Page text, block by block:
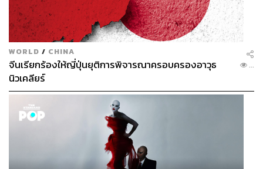
WORLD / CHINA
จีนเรียกร้องให้ญี่ปุ่นยุติการพิจารณาครอบครองอาวุธ
นิวเคลียร์
...